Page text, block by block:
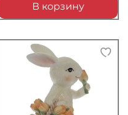
В корзину